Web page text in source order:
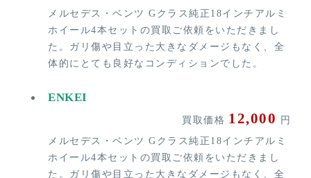
メルセデス・ベンツ Gクラス純正18インチアルミ
ホイール4本セットの買取ご依頼をいただきまし
た。ガリ傷や目立った大きなダメージもなく、全
体的にとても良好なコンディションでした。
ENKEI
買取価格 12,000 円
メルセデス・ベンツ Gクラス純正18インチアルミ
ホイール4本セットの買取ご依頼をいただきまし
た。ガリ傷や目立った大きなダメージもなく、全